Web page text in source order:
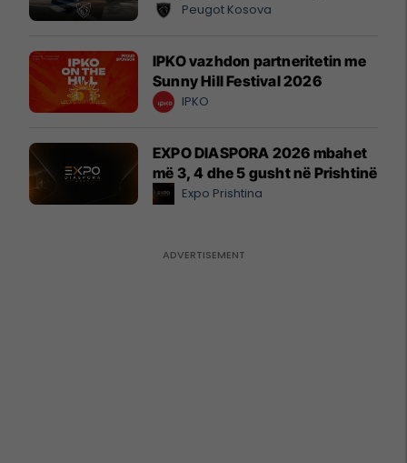
Peugot Kosova
IPKO vazhdon partneritetin me
Sunny Hill Festival 2026
IPKO
EXPO DIASPORA 2026 mbahet
më 3, 4 dhe 5 gusht në Prishtinë
Expo Prishtina